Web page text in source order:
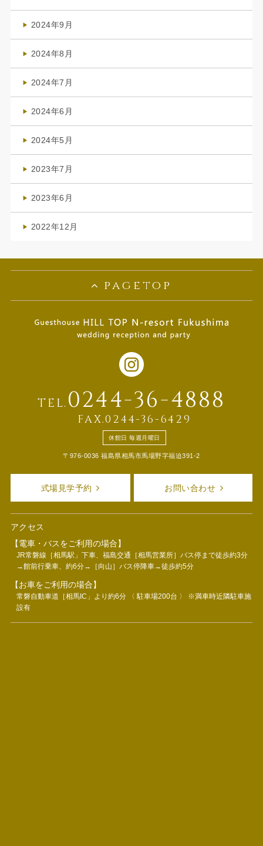
2024年9月
2024年8月
2024年7月
2024年6月
2024年5月
2023年7月
2023年6月
2022年12月
pagetop
TEL. 0244-36-4888
FAX.0244-36-6429
休館日 毎週月曜日
〒976-0036 福島県相馬市馬場野字福迫391-2
式場見学予約 お問い合わせ
アクセス
【電車・バスをご利用の場合】
JR常磐線［相馬駅」下車、福島交通［相馬営業所］バス停まで徒歩約3分
→館前行乗車、約6分→［向山］バス停降車→徒歩約5分
【お車をご利用の場合】
常磐自動車道［相馬IC」より約6分 〈 駐車場200台 〉 ※満車時近隣駐車施
設有